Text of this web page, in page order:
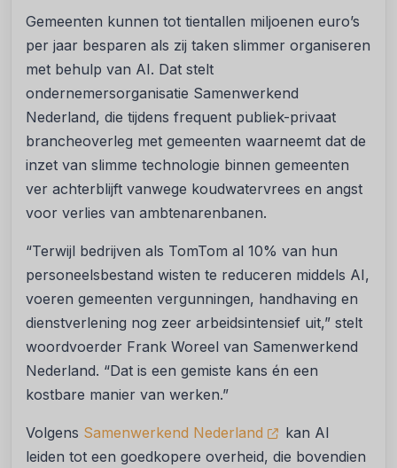
Gemeenten kunnen tot tientallen miljoenen euro’s
per jaar besparen als zij taken slimmer organiseren
met behulp van AI. Dat stelt
ondernemersorganisatie Samenwerkend
Nederland, die tijdens frequent publiek-privaat
brancheoverleg met gemeenten waarneemt dat de
inzet van slimme technologie binnen gemeenten
ver achterblijft vanwege koudwatervrees en angst
voor verlies van ambtenarenbanen.
“Terwijl bedrijven als TomTom al 10% van hun
personeelsbestand wisten te reduceren middels AI,
voeren gemeenten vergunningen, handhaving en
dienstverlening nog zeer arbeidsintensief uit,” stelt
woordvoerder Frank Woreel van Samenwerkend
Nederland. “Dat is een gemiste kans én een
kostbare manier van werken.”
Volgens Samenwerkend Nederland
kan AI
leiden tot een goedkopere overheid, die bovendien